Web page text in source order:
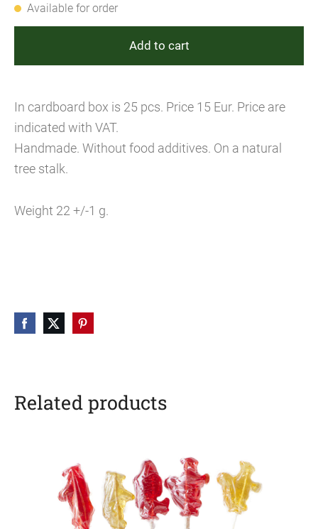
Available for order
Add to cart
In cardboard box is 25 pcs. Price 15 Eur. Price are
indicated with VAT.
Handmade. Without food additives. On a natural
tree stalk.
Weight 22 +/-1 g.
Related products